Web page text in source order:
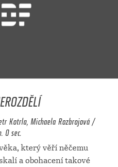
Kotrla, Michaela Rozbrojová /
0 sec.
který věří něčemu
a obohacení takové